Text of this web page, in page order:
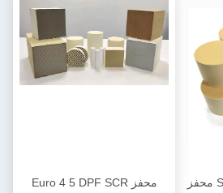
حديد نحاس زيوليت Scr محفز
محفز Euro 4 5 DPF SCR